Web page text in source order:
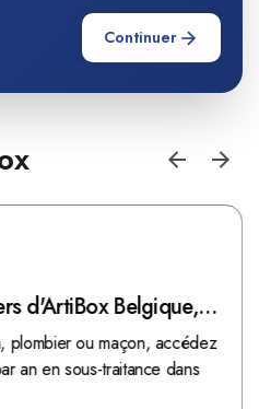
Continuer
d'ArtiBox Belgique,
plombier ou maçon, accédez
an en sous-traitance dans